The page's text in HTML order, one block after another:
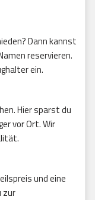
Dann kannst
reservieren.
ein.
Hier sparst du
vor Ort. Wir
und eine
zur